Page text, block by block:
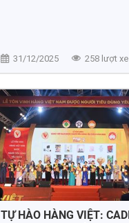
31/12/2025 258 lượt
TỰ HÀO HÀNG VIỆT: